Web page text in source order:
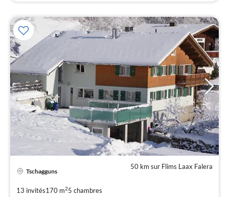
50 km sur Flims Laax Falera
Tschagguns
13 invités170 m25 chambres